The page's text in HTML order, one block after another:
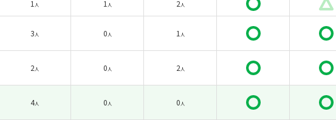
1 人 1 人 2人
3人 0人 1 人
2人 0人 2人
4人 0人 0人